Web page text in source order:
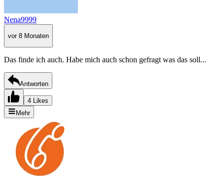
Nena9999
vor 8 Monaten
Das finde ich auch. Habe mich auch schon gefragt was das soll...
Antworten
4 Likes
Mehr